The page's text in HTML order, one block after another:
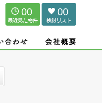
00 00